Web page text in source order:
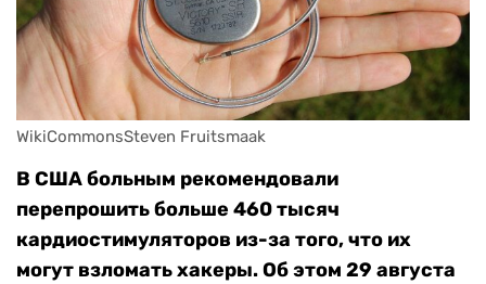
WikiCommonsSteven Fruitsmaak
В США больным рекомендовали
перепрошить больше 460 тысяч
кардиостимуляторов из-за того, что их
могут взломать хакеры. Об этом 29 августа